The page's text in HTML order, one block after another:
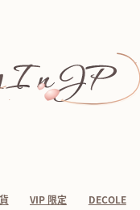
VIP 限定 DECOLE